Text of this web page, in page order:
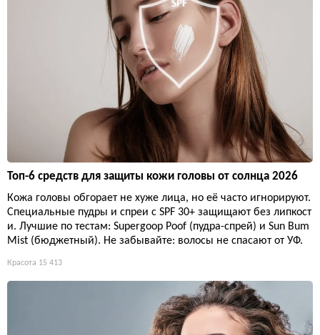
Топ-6 средств для защиты кожи головы от солнца 2026
Кожа головы обгорает не хуже лица, но её часто игнорируют.
Специальные пудры и спреи с SPF 30+ защищают без липкост
и. Лучшие по тестам: Supergoop Poof (пудра-спрей) и Sun Bum
Mist (бюджетный). Не забывайте: волосы не спасают от УФ.
Красота 15 413